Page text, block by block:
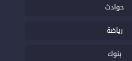
حوادث
رياضة
بنوك